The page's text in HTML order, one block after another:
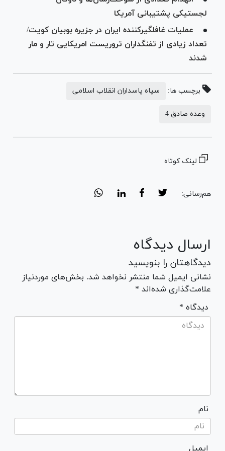
لجستیکی پشتیبانی آمریکا
عملیات غافلگیرکننده ایران در جزیره بوبیان کویت/
تعداد زیادی از تفنگداران تروریست امریکایی تار و مار
شدند
برچسب ها: سپاه پاسداران انقلاب اسلامی
وعده صادق 4
لینک کوتاه
هم‌رسانی:
ارسال دیدگاه
دیدگاهتان را بنویسید
نشانی ایمیل شما منتشر نخواهد شد. بخش‌های موردنیاز
علامت‌گذاری شده‌اند *
* دیدگاه
نام
ایمیل